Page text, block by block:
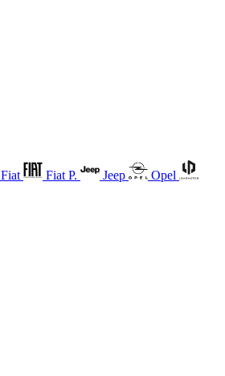
Fiat Fiat P. Jeep
Opel